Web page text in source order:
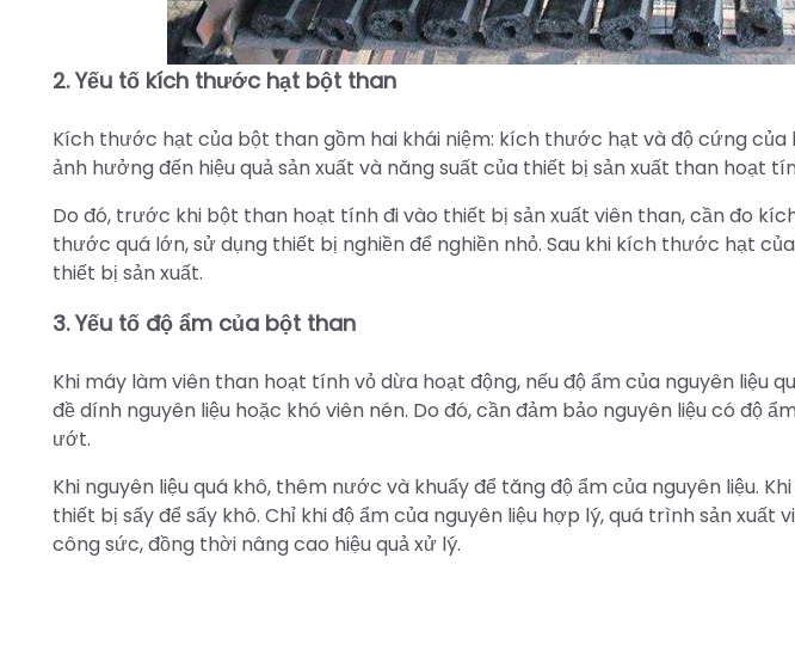
2. Yếu tố kích thước hạt bột than
Kích thước hạt của bột than gồm hai khái niệm: kích thước hạt và độ cứng
ảnh hưởng đến hiệu quả sản xuất và năng suất của thiết bị sản xuất than hoạt
Do đó, trước khi bột than hoạt tính đi vào thiết bị sản xuất viên than, cần đo
thước quá lớn, sử dụng thiết bị nghiền để nghiền nhỏ. Sau khi kích thước hạt
thiết bị sản xuất.
3. Yếu tố độ ẩm của bột than
Khi máy làm viên than hoạt tính vỏ dừa hoạt động, nếu độ ẩm của nguyên liệu
đề dính nguyên liệu hoặc khó viên nén. Do đó, cần đảm bảo nguyên liệu có độ
ướt.
Khi nguyên liệu quá khô, thêm nước và khuấy để tăng độ ẩm của nguyên liệu.
thiết bị sấy để sấy khô. Chỉ khi độ ẩm của nguyên liệu hợp lý, quá trình sản
công sức, đồng thời nâng cao hiệu quả xử lý.